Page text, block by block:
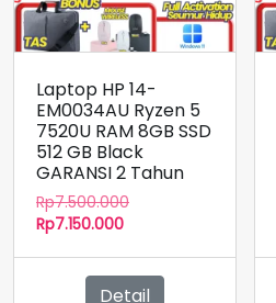
Laptop HP 14-
EM0034AU Ryzen 5
7520U RAM 8GB SSD
512 GB Black
GARANSI 2 Tahun
Rp7.500.000Harga
Rp7.150.000Harga
adalah:
Detail